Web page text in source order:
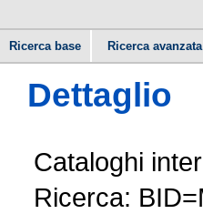
Ricerca base Ricerca avanzata
Dettaglio
Cataloghi
Ricerca: